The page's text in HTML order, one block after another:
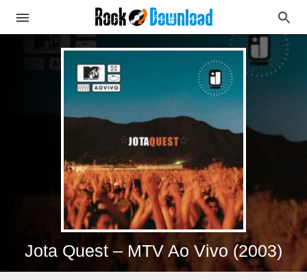
Jota Quest – MTV Ao Vivo (2003)